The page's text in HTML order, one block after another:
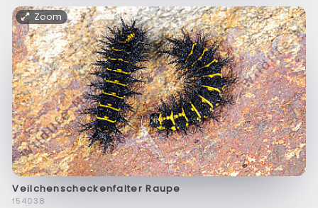
Zoom
Veilchenscheckenfalter Raupe
f54038